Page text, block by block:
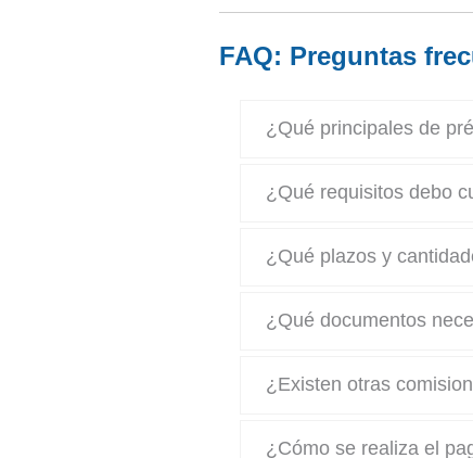
FAQ: Preguntas
¿Qué principales de
¿Qué requisitos debo
¿Qué plazos y
¿Qué documentos
¿Existen otras
¿Cómo se realiza el